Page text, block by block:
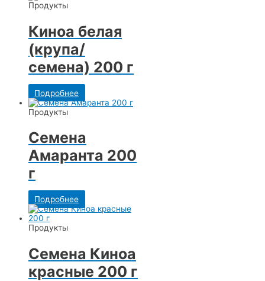
Продукты
Киноа белая
(крупа/
семена) 200 г
Подробнее
Продукты
Семена
Амаранта 200
г
Подробнее
Продукты
Семена Киноа
красные 200 г